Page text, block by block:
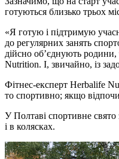
готуються близько трьох
«Я готую і підтримую
до регулярних занять
дійсно об’єднують
Nutrition. І, звичайно, із
Фітнес-експерт Herbalife
то спортивно; якщо
У Полтаві спортивне свято
і в колясках.